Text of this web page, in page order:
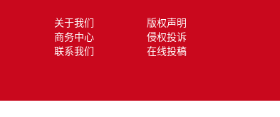
关于我们
版权声明
商务中心
侵权投诉
联系我们
在线投稿